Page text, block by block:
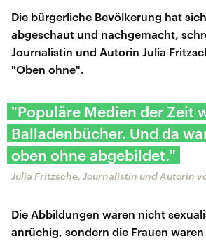
Die bürgerliche Bevölkerung hat
abgeschaut und nachgemacht,
Journalistin und Autorin Julia
"Oben ohne".
"Populäre Medien der Zeit
Balladenbücher. Und da
oben ohne abgebildet."
Julia Fritzsche, Journalistin und Autorin
Die Abbildungen waren nicht
anrüchig, sondern die Frauen waren